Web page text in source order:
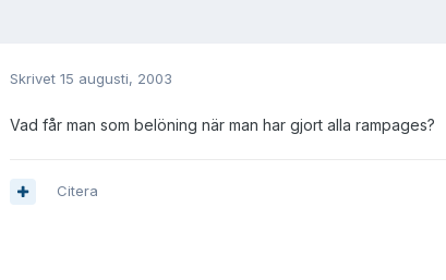
Skrivet 15 augusti, 2003
Vad får man som belöning när man har gjort alla rampages?
Citera